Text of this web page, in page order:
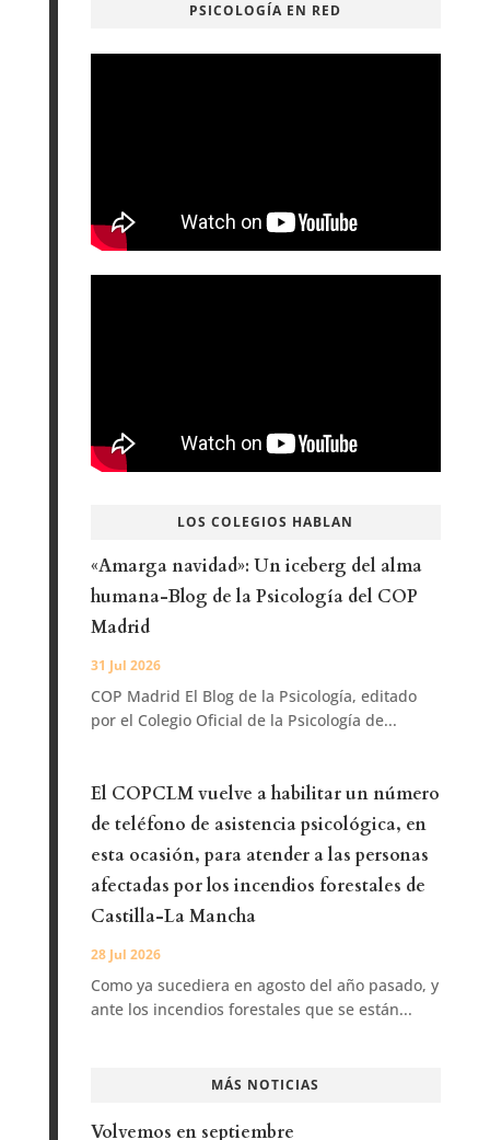
PSICOLOGÍA EN RED
LOS COLEGIOS HABLAN
«Amarga navidad»: Un iceberg del alma
humana-Blog de la Psicología del COP
Madrid
31 Jul 2026
COP Madrid El Blog de la Psicología, editado
por el Colegio Oficial de la Psicología de...
El COPCLM vuelve a habilitar un número
de teléfono de asistencia psicológica, en
esta ocasión, para atender a las personas
afectadas por los incendios forestales de
Castilla-La Mancha
28 Jul 2026
Como ya sucediera en agosto del año pasado, y
ante los incendios forestales que se están...
MÁS NOTICIAS
Volvemos en septiembre